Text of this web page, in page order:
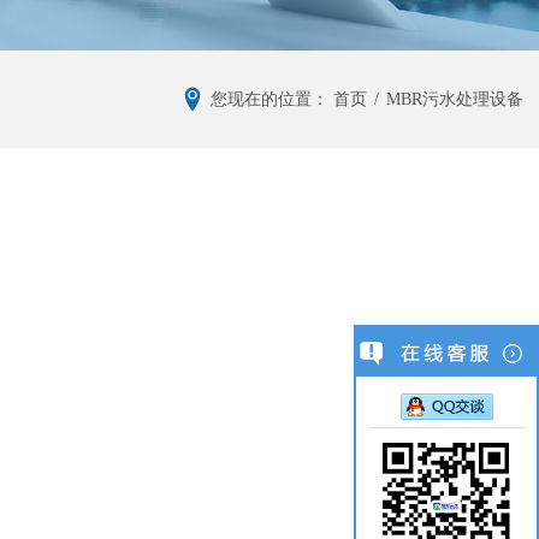
您现在的位置： 首页 / MBR污水处理设备